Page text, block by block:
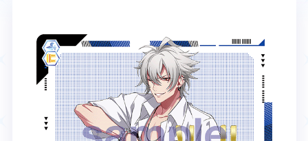
Event
イベント
Card List
カードリスト
Rule / Q&A
ルール/Q&A
Deck Recipe
デッキレシピ